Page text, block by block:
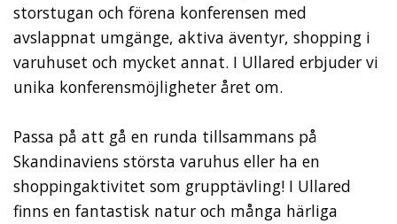
storstugan och förena konferensen med
avslappnat umgänge, aktiva äventyr, shopping i
varuhuset och mycket annat. I Ullared erbjuder vi
unika konferensmöjligheter året om.
Passa på att gå en runda tillsammans på
Skandinaviens största varuhus eller ha en
shoppingaktivitet som grupptävling! I Ullared
finns en fantastisk natur och många härliga